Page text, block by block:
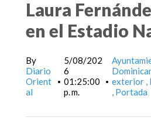
Laura
en el Estadio
By
Diario
Orient
al
•
5/08/202
6
01:25:00
p. m.
• exterior
Portada